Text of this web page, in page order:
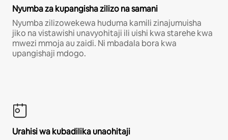
Nyumba za kupangisha zilizo na samani
Nyumba zilizowekewa huduma kamili zinajumuisha
jiko na vistawishi unavyohitaji ili uishi kwa starehe kwa
mwezi mmoja au zaidi. Ni mbadala bora kwa
upangishaji mdogo.
Urahisi wa kubadilika unaohitaji